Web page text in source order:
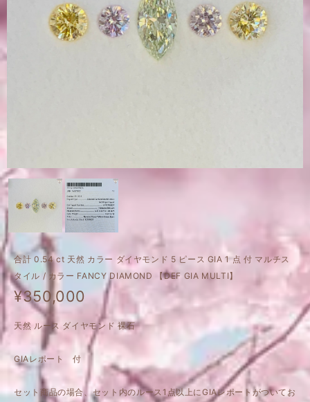
合計 0.54 ct 天然 カラー ダイヤモンド 5 ピース GIA 1 点 付 マルチス
タイル / カラー FANCY DIAMOND 【DEF GIA MULTI】
¥350,000
天然 ルース ダイヤモンド 裸石
GIAレポート 付
セット商品の場合、セット内のルース1点以上にGIAレポートがついてお